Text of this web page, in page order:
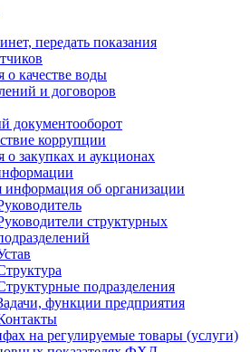
передать показания
качестве воды
и договоров
документооборот
коррупции
закупках и аукционах
об организации
структурных
подразделения
функции предприятия
на регулируемые товары (услуги)